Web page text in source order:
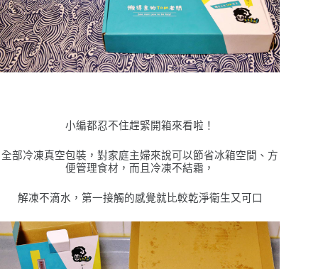
小編都忍不住趕緊開箱來看啦！
全部冷凍真空包裝，對家庭主婦來說可以節省冰箱空間、方
便管理食材，而且冷凍不結霜，
解凍不滴水，第一接觸的感覺就比較乾淨衛生又可口